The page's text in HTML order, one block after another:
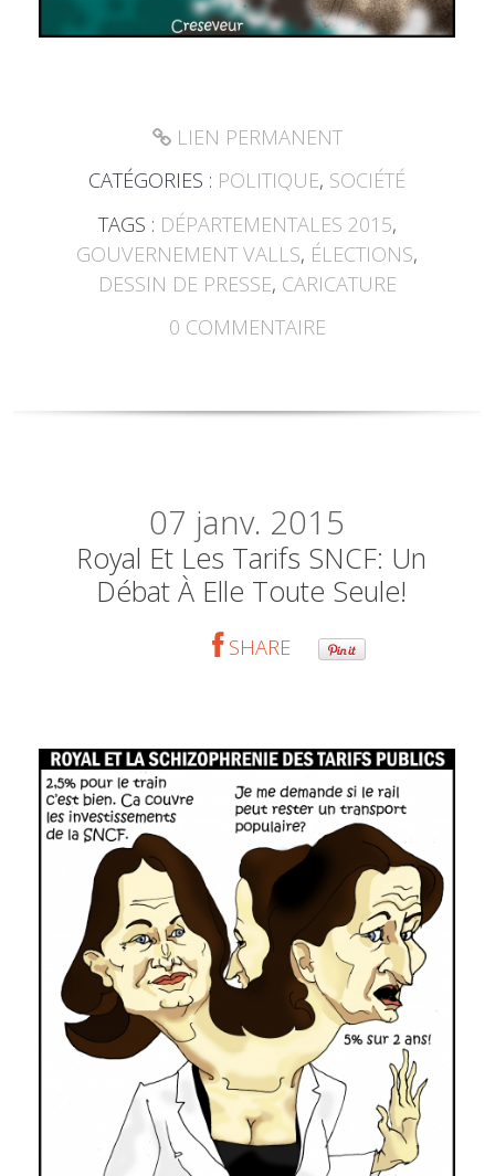
LIEN PERMANENT
CATÉGORIES : POLITIQUE, SOCIÉTÉ
TAGS : DÉPARTEMENTALES 2015,
GOUVERNEMENT VALLS, ÉLECTIONS,
DESSIN DE PRESSE, CARICATURE
0 COMMENTAIRE
07 janv. 2015
Royal Et Les Tarifs SNCF: Un
Débat À Elle Toute Seule!
SHARE